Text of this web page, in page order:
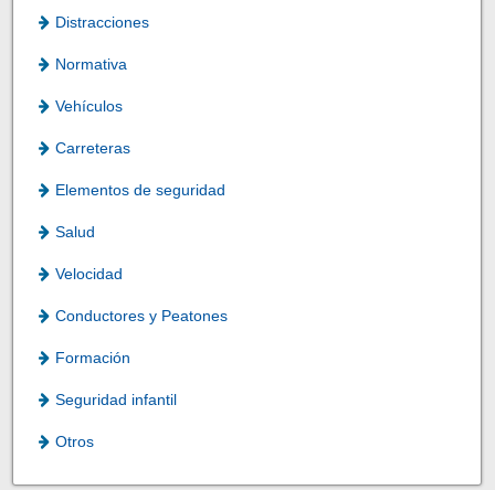
Distracciones
Normativa
Vehículos
Carreteras
Elementos de seguridad
Salud
Velocidad
Conductores y Peatones
Formación
Seguridad infantil
Otros